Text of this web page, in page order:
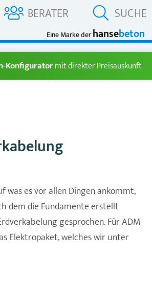
Eine Marke derhansebeton
BERATER SUCHE
Konfiguratormit direkter Preisauskunft
es vor allen Dingen ankommt,
dem die Fundamente erstellt
gesprochen. Für ADM
Elektropaket, welches wir unter